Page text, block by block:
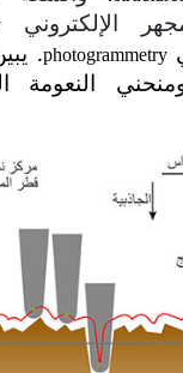
الإلكتروني
photogrammetry
.
النعومة